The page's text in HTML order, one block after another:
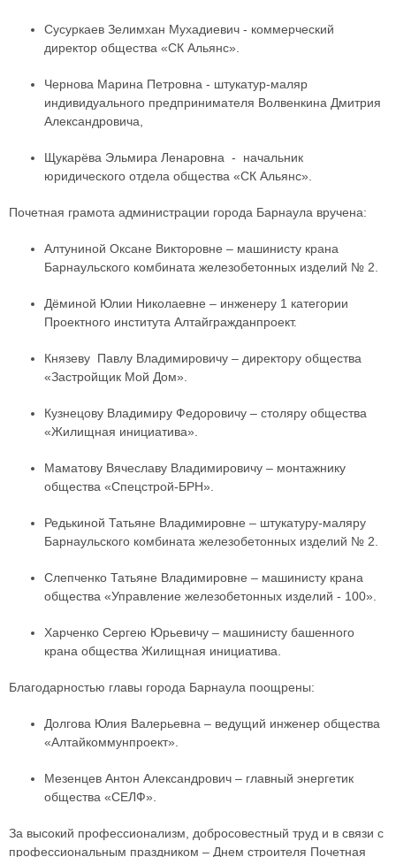
Сусуркаев Зелимхан Мухадиевич - коммерческий
директор общества «СК Альянс».
Чернова Марина Петровна - штукатур-маляр
индивидуального предпринимателя Волвенкина Дмитрия
Александровича,
Щукарёва Эльмира Ленаровна - начальник
юридического отдела общества «СК Альянс».
Почетная грамота администрации города Барнаула вручена:
Алтуниной Оксане Викторовне – машинисту крана
Барнаульского комбината железобетонных изделий № 2.
Дёминой Юлии Николаевне – инженеру 1 категории
Проектного института Алтайгражданпроект.
Князеву Павлу Владимировичу – директору общества
«Застройщик Мой Дом».
Кузнецову Владимиру Федоровичу – столяру общества
«Жилищная инициатива».
Маматову Вячеславу Владимировичу – монтажнику
общества «Спецстрой-БРН».
Редькиной Татьяне Владимировне – штукатуру-маляру
Барнаульского комбината железобетонных изделий № 2.
Слепченко Татьяне Владимировне – машинисту крана
общества «Управление железобетонных изделий - 100».
Харченко Сергею Юрьевичу – машинисту башенного
крана общества Жилищная инициатива.
Благодарностью главы города Барнаула поощрены:
Долгова Юлия Валерьевна – ведущий инженер общества
«Алтайкоммунпроект».
Мезенцев Антон Александрович – главный энергетик
общества «СЕЛФ».
За высокий профессионализм, добросовестный труд и в связи с
профессиональным праздником – Днем строителя Почетная